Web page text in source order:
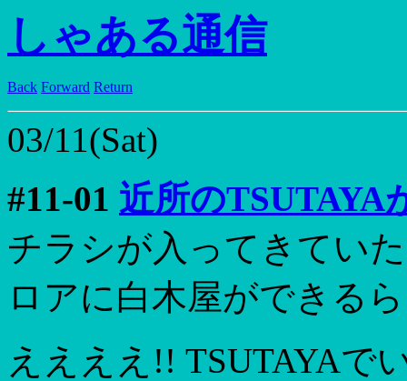
しゃある通信
Back Forward Return
03/11(Sat)
#11-01 近所のTSUTAYA
チラシが入ってきてい
ロアに白木屋ができる
ええええ!! TSUTAYAで